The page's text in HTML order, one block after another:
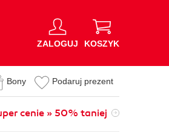
ZALOGUJ KOSZYK
Bony Podaruj prezent
cenie » 50% taniej